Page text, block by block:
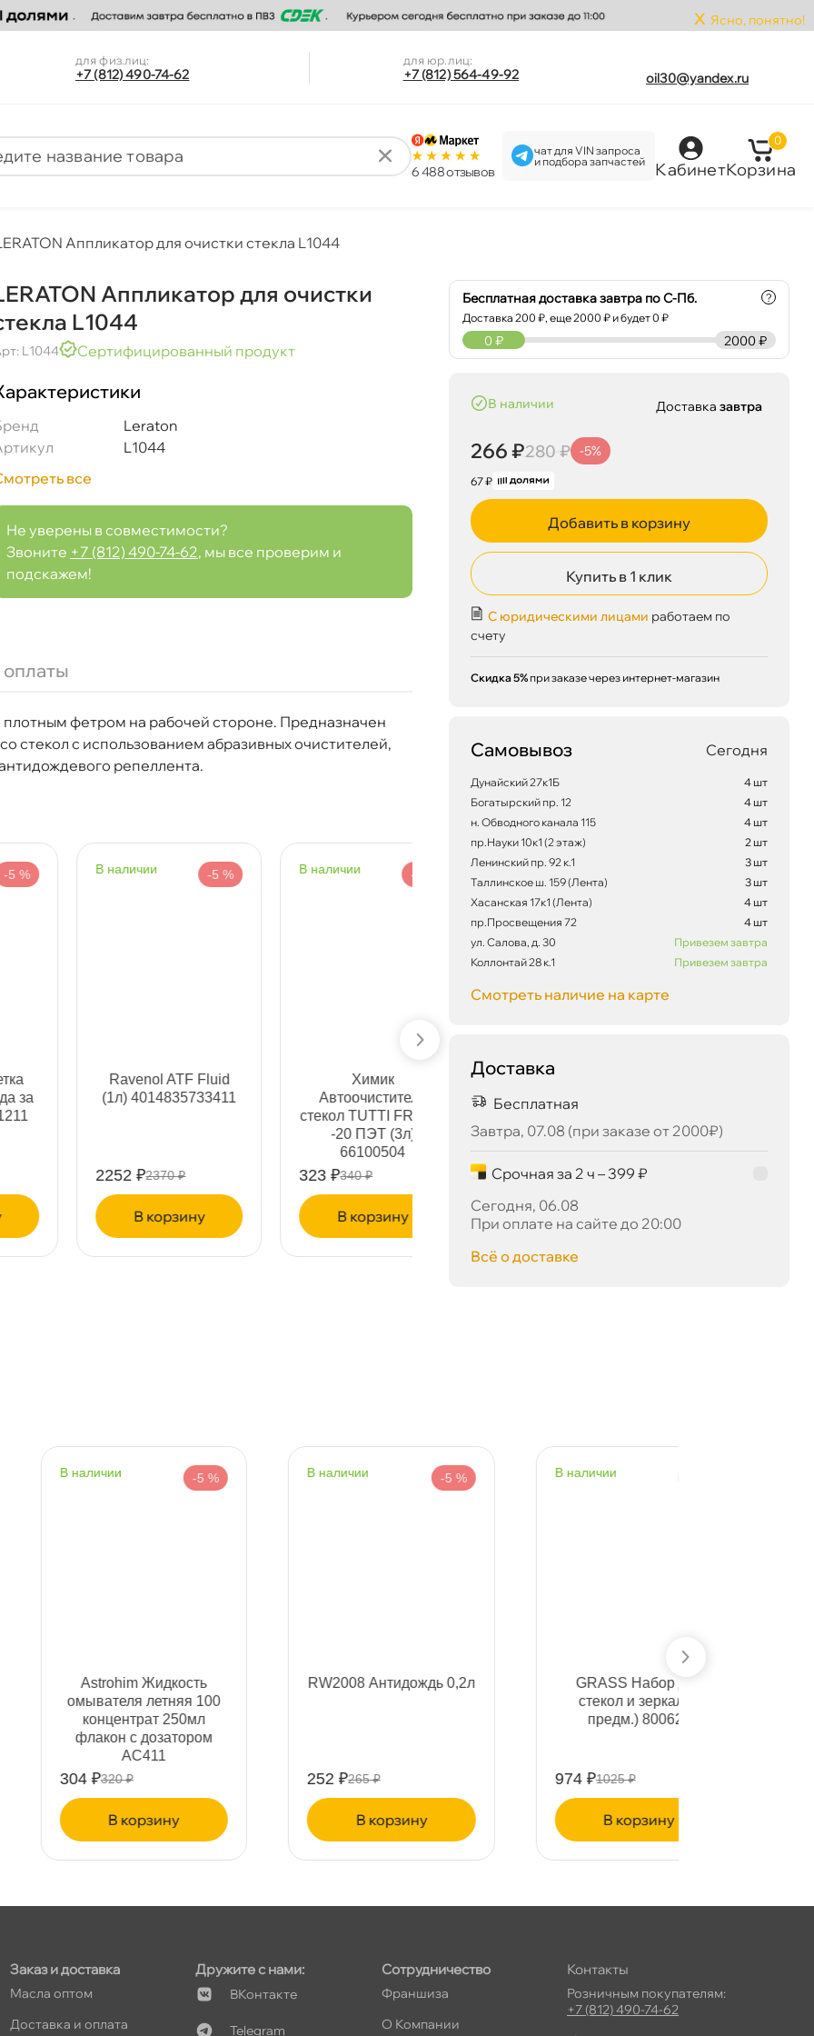
x Ясно, понятно!
для физ.лиц:
+7 (812) 490-74-62
для юр.лиц:
+7 (812) 564-49-92 oil30@yandex.ru
6 488 отзыво
чат для VIN запроса
и подбора запчастей
Кабинет
0
Корзина
Аппликатор для очистки стекла L1044
Аппликатор для очистки
L1044
L1044 Сертифицированный продукт
Leraton
L1044
все
Не уверены в совместимости?
Звоните +7 (812) 490-74-62, мы все проверим и
подскажем!
фетром на рабочей стороне. Предназначен
стекол с использованием абразивных очистителей,
репеллента.
наличии -5 %
Ravenol ATF Fluid
(1л) 4014835733411
2370 ₽
корзину
наличии -5 %
Автоочиститель
стекол TUTTI FRUTTI
-20 ПЭТ (3л)
66100504
340 ₽
корзину
наличии -5 %
LAVR LN1425L
Полироль пластика
276 ₽ 290 ₽
корзину
Бесплатная доставка завтра по С-Пб.
Доставка200 ₽, еще2000 ₽ и будет 0 ₽
?
2000 ₽
0 ₽
наличии
266 ₽280 ₽ -5%
67 ₽
Доставказавтра
Добавить в корзину
Купить в 1 клик
С юридическими лицами работаем по
счету
Скидка 5% при заказе через интернет-магазин
Самовывоз Сегодня
Дунайский 27к1Б
4 шт
Богатырский пр. 12
4 шт
н. Обводного канала 115
4 шт
пр.Науки 10к1 (2 этаж)
2 шт
Ленинский пр. 92 к.1
3 шт
Таллинское ш. 159 (Лента)
3 шт
Хасанская 17к1 (Лента)
4 шт
пр.Просвещения 72
4 шт
ул. Салова, д. 30
Привезем завтра
Коллонтай 28 к.1
Привезем завтра
Смотреть наличие на карте
Доставка
Бесплатная
Завтра, 07.08 (при заказе от 2000₽)
Срочная за 2 ч – 399 ₽
Сегодня, 06.08
При оплате на сайте до 20:00
сё о доставке
Astrohim Жидкость
омывателя летняя 100
концентрат 250мл
флакон с дозатором
320 ₽
корзину
RW2008 Антидождь 0,2л
265 ₽
корзину
GRASS Набор для
стекол и зеркал (5
предм.) 800626
1025 ₽
корзину
266 ₽ корзину
Заказ и доставка
Масла оптом
Доставка и оплата
Дружите с нами:
Контакте
Telegram
Сотрудничество
Франшиза
О Компании
Контакты
Розничным покупателям:
+7 (812) 490-74-62